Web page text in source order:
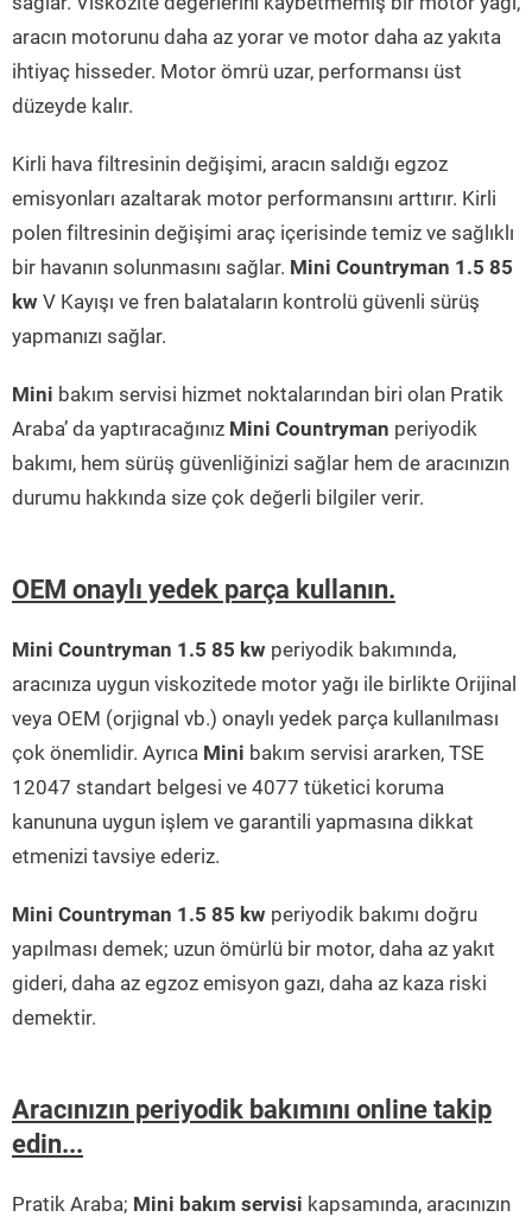
aracın motorunu daha az yorar ve motor daha az yakıta
ihtiyaç hisseder. Motor ömrü uzar, performansı üst
düzeyde kalır.
Kirli hava filtresinin değişimi, aracın saldığı egzoz
emisyonları azaltarak motor performansını arttırır. Kirli
polen filtresinin değişimi araç içerisinde temiz ve sağlıklı
bir havanın solunmasını sağlar. Mini Countryman 1.5 85
kw V Kayışı ve fren balataların kontrolü güvenli sürüş
yapmanızı sağlar.
Mini bakım servisi hizmet noktalarından biri olan Pratik
Araba’ da yaptıracağınız Mini Countryman periyodik
bakımı, hem sürüş güvenliğinizi sağlar hem de aracınızın
durumu hakkında size çok değerli bilgiler verir.
OEM onaylı yedek parça kullanın.
Mini Countryman 1.5 85 kw periyodik bakımında,
aracınıza uygun viskozitede motor yağı ile birlikte Orijinal
veya OEM (orjignal vb.) onaylı yedek parça kullanılması
çok önemlidir. Ayrıca Mini bakım servisi ararken, TSE
12047 standart belgesi ve 4077 tüketici koruma
kanununa uygun işlem ve garantili yapmasına dikkat
etmenizi tavsiye ederiz.
Mini Countryman 1.5 85 kw periyodik bakımı doğru
yapılması demek; uzun ömürlü bir motor, daha az yakıt
gideri, daha az egzoz emisyon gazı, daha az kaza riski
demektir.
Aracınızın periyodik bakımını online takip
edin...
Pratik Araba; Mini bakım servisi kapsamında, aracınızın